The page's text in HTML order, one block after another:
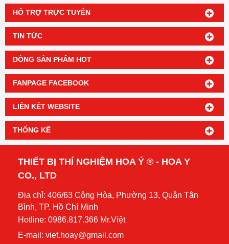
HỔ TRỢ TRỰC TUYẾN
TIN TỨC
DÒNG SẢN PHẨM HOT
FANPAGE FACEBOOK
LIÊN KẾT WEBSITE
THỐNG KÊ
THIẾT BỊ THÍ NGHIỆM HOA Ý ® - HOA Y
CO., LTD
Địa chỉ: 406/63 Cộng Hòa, Phường 13, Quận Tân
Bình, TP. Hồ Chí Minh
Hotline: 0986.817.366 Mr.Việt
E-mail: viet.hoay@gmail.com